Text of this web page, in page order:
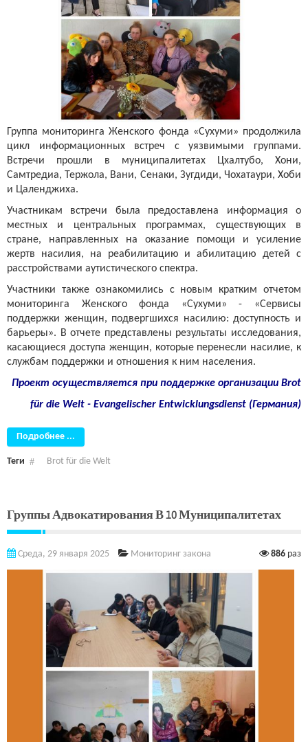
Группа мониторинга Женского фонда «Сухуми» продолжила
цикл информационных встреч с уязвимыми группами.
Встречи прошли в муниципалитетах Цхалтубо, Хони,
Самтредиа, Тержола, Вани, Сенаки, Зугдиди, Чохатаури, Хоби
и Цаленджиха.
Участникам встречи была предоставлена ​​информация о
местных и центральных программах, существующих в
стране, направленных на оказание помощи и усиление
жертв насилия, на реабилитацию и абилитацию детей с
расстройствами аутистического спектра.
Участники также ознакомились с новым кратким отчетом
мониторинга Женского фонда «Сухуми» - «Сервисы
поддержки женщин, подвергшихся насилию: доступность и
барьеры». В отчете представлены результаты исследования,
касающиеся доступа женщин, которые перенесли насилие, к
службам поддержки и отношения к ним населения.
Проект осуществляется при поддержке организации Brot
für die Welt - Evangelischer Entwicklungsdienst (Германия)
Подробнее ...
Теги Brot für die Welt
Группы Адвокатирования В 10 Муниципалитетах
Среда, 29 января 2025 Мониторинг закона 886 раз